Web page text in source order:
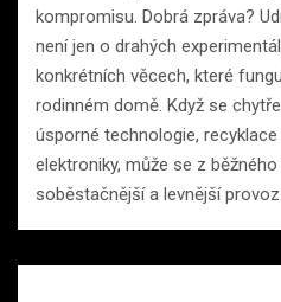
kompromisu. Dobrá zpráva?
není jen o drahých
konkrétních věcech, které
rodinném domě. Když se
úsporné technologie,
elektroniky, může se z
soběstačnější a levnější provoz.